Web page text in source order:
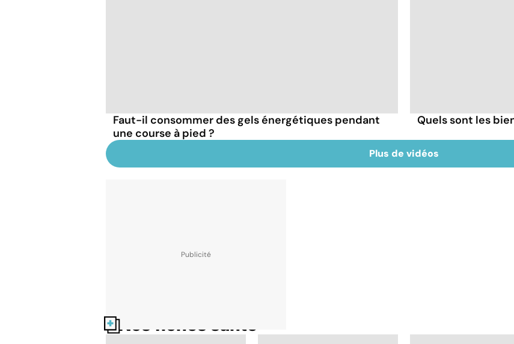
Faut-il consommer des gels énergétiques pendant
une course à pied ?
Quels sont les
Plus de vidéos
Nos fiches santé